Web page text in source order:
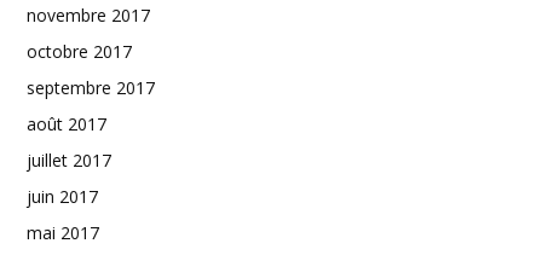
novembre 2017
octobre 2017
septembre 2017
août 2017
juillet 2017
juin 2017
mai 2017